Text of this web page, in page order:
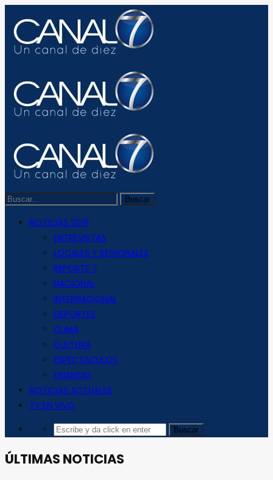
NOTICIAS 2019
ENTREVISTAS
LOCALES Y REGIONALES
REPORTE 7
NACIONAL
INTERNACIONAL
DEPORTES
CLIMA
CULTURA
ESPECTACULOS
FINANZAS
NOTICIAS ACTUALES
TV EN VIVO
ÚLTIMAS NOTICIAS